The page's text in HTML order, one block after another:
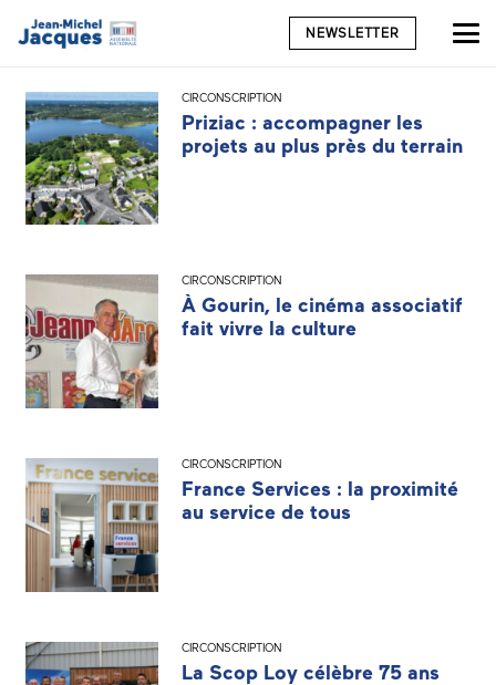
NEWSLETTER
CIRCONSCRIPTION
Priziac : accompagner les
projets au plus près du terrain
CIRCONSCRIPTION
À Gourin, le cinéma associatif
fait vivre la culture
CIRCONSCRIPTION
France Services : la proximité
au service de tous
CIRCONSCRIPTION
La Scop Loy célèbre 75 ans